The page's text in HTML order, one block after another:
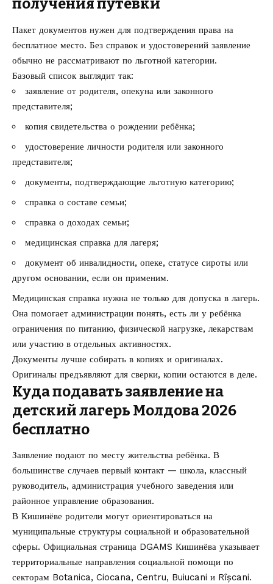
получения путёвки
Пакет документов нужен для подтверждения права на
бесплатное место. Без справок и удостоверений заявление
обычно не рассматривают по льготной категории.
Базовый список выглядит так:
заявление от родителя, опекуна или законного
представителя;
копия свидетельства о рождении ребёнка;
удостоверение личности родителя или законного
представителя;
документы, подтверждающие льготную категорию;
справка о составе семьи;
справка о доходах семьи;
медицинская справка для лагеря;
документ об инвалидности, опеке, статусе сироты или
другом основании, если он применим.
Медицинская справка нужна не только для допуска в лагерь.
Она помогает администрации понять, есть ли у ребёнка
ограничения по питанию, физической нагрузке, лекарствам
или участию в отдельных активностях.
Документы лучше собирать в копиях и оригиналах.
Оригиналы предъявляют для сверки, копии остаются в деле.
Куда подавать заявление на
детский лагерь Молдова 2026
бесплатно
Заявление подают по месту жительства ребёнка. В
большинстве случаев первый контакт — школа, классный
руководитель, администрация учебного заведения или
районное управление образования.
В Кишинёве родители могут ориентироваться на
муниципальные структуры социальной и образовательной
сферы. Официальная страница DGAMS Кишинёва указывает
территориальные направления социальной помощи по
секторам Botanica, Ciocana, Centru, Buiucani и Rîșcani.